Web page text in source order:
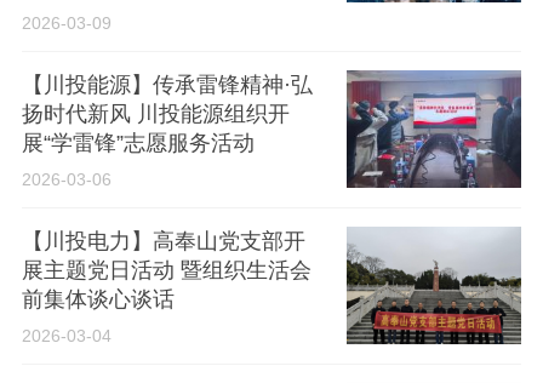
2026-03-09
【川投能源】传承雷锋精神·弘
扬时代新风 川投能源组织开
展“学雷锋”志愿服务活动
2026-03-06
【川投电力】高奉山党支部开
展主题党日活动 暨组织生活会
前集体谈心谈话
2026-03-04